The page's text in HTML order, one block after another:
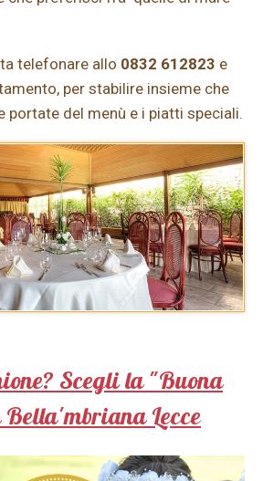
telefonare allo 0832 612823 e
per stabilire insieme che
portate del menù e i piatti speciali.
Scegli la "Buona
Lecce